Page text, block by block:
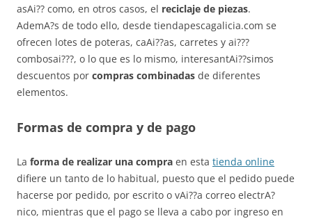
asAi?? como, en otros casos, el reciclaje de piezas.
AdemA?s de todo ello, desde tiendapescagalicia.com se
ofrecen lotes de poteras, caAi??as, carretes y ai???
combosai???, o lo que es lo mismo, interesantAi??simos
descuentos por compras combinadas de diferentes
elementos.
Formas de compra y de pago
La forma de realizar una compra en esta tienda online
difiere un tanto de lo habitual, puesto que el pedido puede
hacerse por pedido, por escrito o vAi??a correo electrA?
nico, mientras que el pago se lleva a cabo por ingreso en